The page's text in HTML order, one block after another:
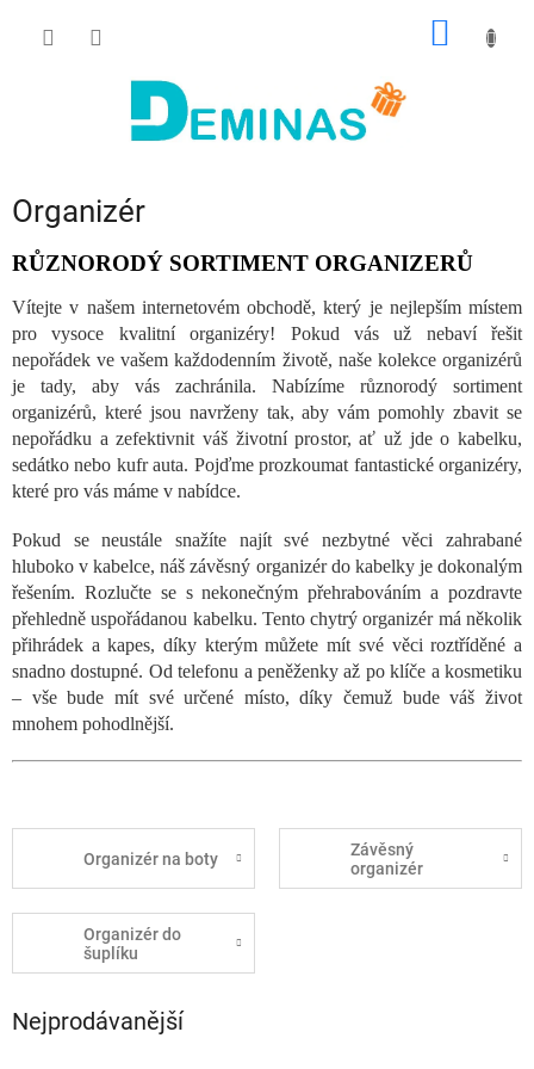
Organizér
RŮZNORODÝ SORTIMENT ORGANIZERŮ
Vítejte v našem internetovém obchodě, který je nejlepším místem
pro vysoce kvalitní organizéry! Pokud vás už nebaví řešit
nepořádek ve vašem každodenním životě, naše kolekce organizérů
je tady, aby vás zachránila. Nabízíme různorodý sortiment
organizérů, které jsou navrženy tak, aby vám pomohly zbavit se
nepořádku a zefektivnit váš životní prostor, ať už jde o kabelku,
sedátko nebo kufr auta. Pojďme prozkoumat fantastické organizéry,
které pro vás máme v nabídce.
Pokud se neustále snažíte najít své nezbytné věci zahrabané
hluboko v kabelce, náš závěsný organizér do kabelky je dokonalým
řešením. Rozlučte se s nekonečným přehrabováním a pozdravte
přehledně uspořádanou kabelku. Tento chytrý organizér má několik
přihrádek a kapes, díky kterým můžete mít své věci roztříděné a
snadno dostupné. Od telefonu a peněženky až po klíče a kosmetiku
– vše bude mít své určené místo, díky čemuž bude váš život
mnohem pohodlnější.
Organizér na boty
Závěsný
organizér
Organizér do
šuplíku
Nejprodávanější